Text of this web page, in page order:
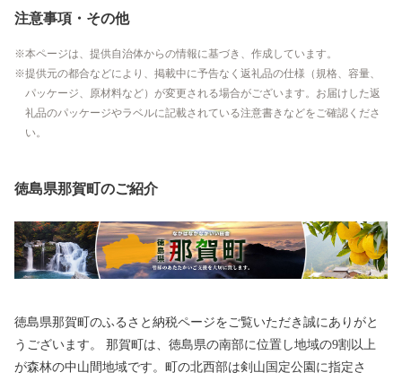
注意事項・その他
本ページは、提供自治体からの情報に基づき、作成しています。
提供元の都合などにより、掲載中に予告なく返礼品の仕様（規格、容量、
パッケージ、原材料など）が変更される場合がございます。お届けした返
礼品のパッケージやラベルに記載されている注意書きなどをご確認くださ
い。
徳島県那賀町のご紹介
徳島県那賀町のふるさと納税ページをご覧いただき誠にありがと
うございます。 那賀町は、徳島県の南部に位置し地域の9割以上
が森林の中山間地域です。町の北西部は剣山国定公園に指定さ